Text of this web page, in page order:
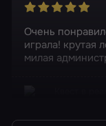
Очень
играла! крутая
милая